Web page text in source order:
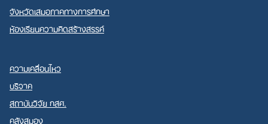
จังหวัดเสมอภาคทางการศึกษา
ห้องเรียนความคิดสร้างสรรค์
ความเคลื่อนไหว
บริจาค
สถาบันวิจัย กสศ.
คลังสมอง